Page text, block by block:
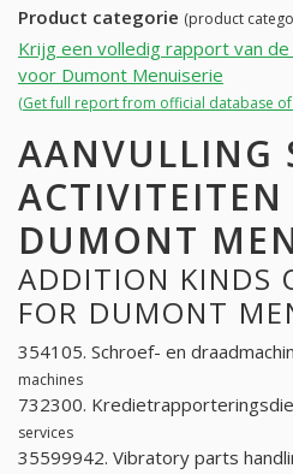
Product categorie (product
Krijg een volledig rapport van
voor Dumont Menuiserie
(Get full report from official database
AANVULLING
ACTIVITEITEN
DUMONT
ADDITION KINDS
FOR DUMONT
354105. Schroef- en
machines
732300.
services
35599942. Vibratory parts